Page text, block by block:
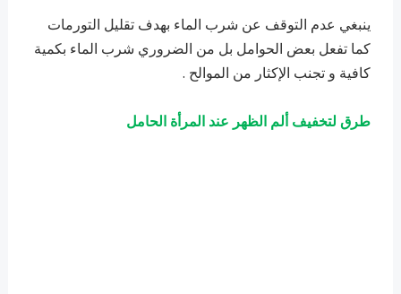
ينبغي عدم التوقف عن شرب الماء بهدف تقليل التورمات
كما تفعل بعض الحوامل بل من الضروري شرب الماء بكمية
كافية و تجنب الإكثار من الموالح .
طرق لتخفيف ألم الظهر عند المرأة الحامل